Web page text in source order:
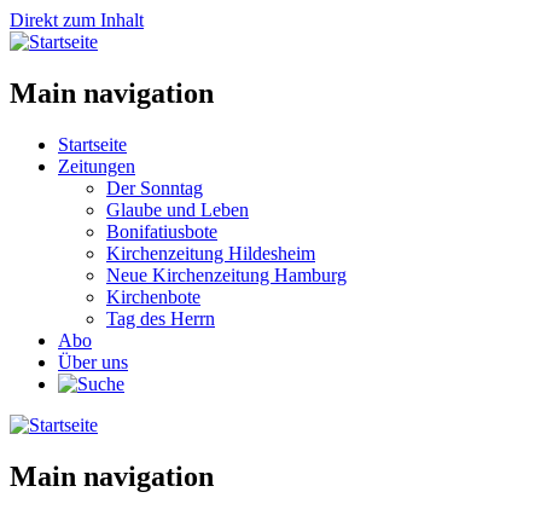
Direkt zum Inhalt
Main navigation
Startseite
Zeitungen
Der Sonntag
Glaube und Leben
Bonifatiusbote
Kirchenzeitung Hildesheim
Neue Kirchenzeitung Hamburg
Kirchenbote
Tag des Herrn
Abo
Über uns
Main navigation